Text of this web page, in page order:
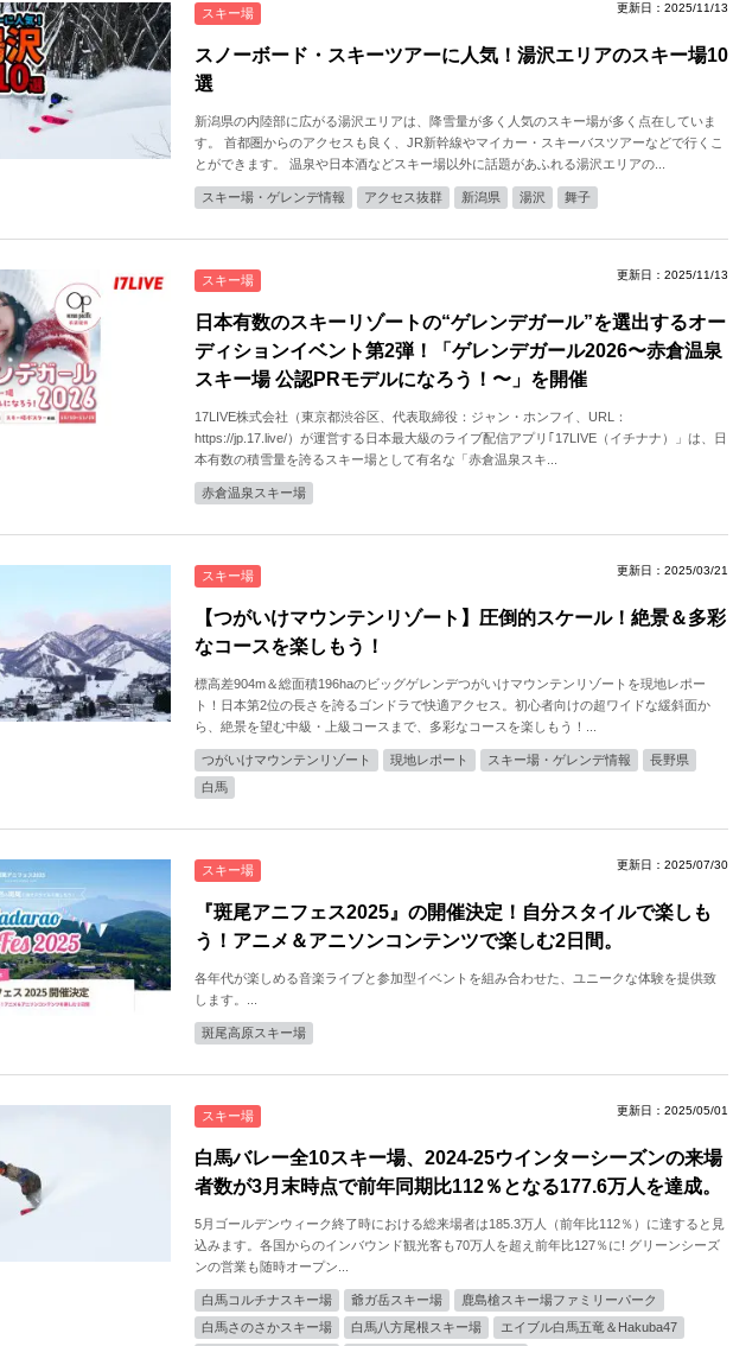
スキー場 更新日：2025/11/13
スノーボード・スキーツアーに人気！湯沢エリアのスキー場10
選
新潟県の内陸部に広がる湯沢エリアは、降雪量が多く人気のスキー場が多く点在していま
す。 首都圏からのアクセスも良く、JR新幹線やマイカー・スキーバスツアーなどで行くこ
とができます。 温泉や日本酒などスキー場以外に話題があふれる湯沢エリアの...
スキー場・ゲレンデ情報 アクセス抜群 新潟県 湯沢 舞子
スキー場 更新日：2025/11/13
日本有数のスキーリゾートの“ゲレンデガール”を選出するオー
ディションイベント第2弾！「ゲレンデガール2026〜赤倉温泉
スキー場 公認PRモデルになろう！〜」を開催
17LIVE株式会社（東京都渋谷区、代表取締役：ジャン・ホンフイ、URL：
https://jp.17.live/）が運営する日本最大級のライブ配信アプリ｢17LIVE（イチナナ）」は、日
本有数の積雪量を誇るスキー場として有名な「赤倉温泉スキ...
赤倉温泉スキー場
スキー場 更新日：2025/03/21
【つがいけマウンテンリゾート】圧倒的スケール！絶景＆多彩
なコースを楽しもう！
標高差904m＆総面積196haのビッグゲレンデつがいけマウンテンリゾートを現地レポー
ト！日本第2位の長さを誇るゴンドラで快適アクセス。初心者向けの超ワイドな緩斜面か
ら、絶景を望む中級・上級コースまで、多彩なコースを楽しもう！...
つがいけマウンテンリゾート 現地レポート スキー場・ゲレンデ情報
長野県
白馬
スキー場 更新日：2025/07/30
『斑尾アニフェス2025』の開催決定！自分スタイルで楽しも
う！アニメ＆アニソンコンテンツで楽しむ2日間。
各年代が楽しめる音楽ライブと参加型イベントを組み合わせた、ユニークな体験を提供致
します。...
斑尾高原スキー場
スキー場 更新日：2025/05/01
白馬バレー全10スキー場、2024-25ウインターシーズンの来場
者数が3月末時点で前年同期比112％となる177.6万人を達成。
5月ゴールデンウィーク終了時における総来場者は185.3万人（前年比112％）に達すると見
込みます。各国からのインバウンド観光客も70万人を超え前年比127％に! グリーンシーズ
ンの営業も随時オープン...
白馬コルチナスキー場 爺ガ岳スキー場
鹿島槍スキー場ファミリーパーク
白馬さのさかスキー場
白馬八方尾根スキー場
エイブル白馬五竜＆Hakuba47